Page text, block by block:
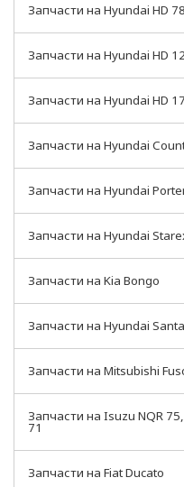
Запчасти на Hyundai HD 78
Запчасти на Hyundai HD
Запчасти на Hyundai HD
Запчасти на Hyundai
Запчасти на Hyundai
Запчасти на Hyundai
Запчасти на Kia Bongo
Запчасти на Hyundai
Запчасти на Mitsubishi
Запчасти на Isuzu NQR 75,
71
Запчасти на Fiat Ducato